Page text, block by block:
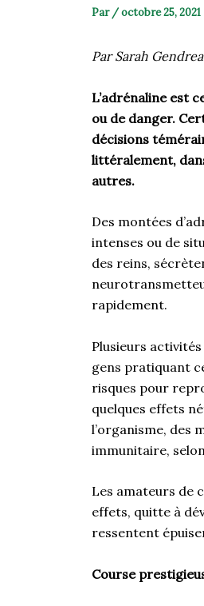
Par /octobre 25, 2021
Par Sarah
L’adrénaline est
ou de danger.
décisions
littéralement,
autres.
Des montées
intenses ou de
des reins,
rapidement.
Plusieurs
gens pratiquant
risques pour
quelques effets
l’organisme, des
immunitaire,
Les amateurs de
effets, quitte à
ressentent
Course